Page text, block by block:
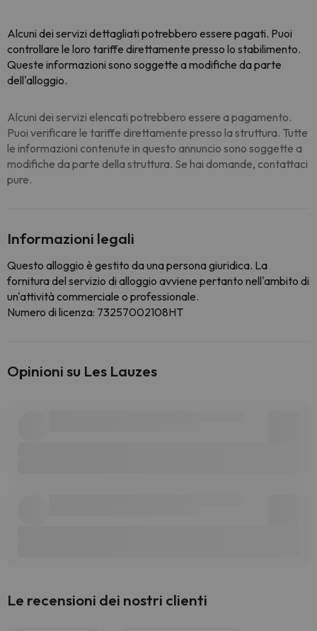
Alcuni dei servizi dettagliati potrebbero essere pagati. Puoi
controllare le loro tariffe direttamente presso lo stabilimento.
Queste informazioni sono soggette a modifiche da parte
dell'alloggio.
Alcuni dei servizi elencati potrebbero essere a pagamento.
Puoi verificare le tariffe direttamente presso la struttura. Tutte
le informazioni contenute in questo annuncio sono soggette a
modifiche da parte della struttura. Se hai domande, contattaci
pure.
Informazioni legali
Questo alloggio è gestito da una persona giuridica. La
fornitura del servizio di alloggio avviene pertanto nell'ambito di
un'attività commerciale o professionale.
Numero di licenza: 73257002108HT
Opinioni su Les Lauzes
Le recensioni dei nostri clienti